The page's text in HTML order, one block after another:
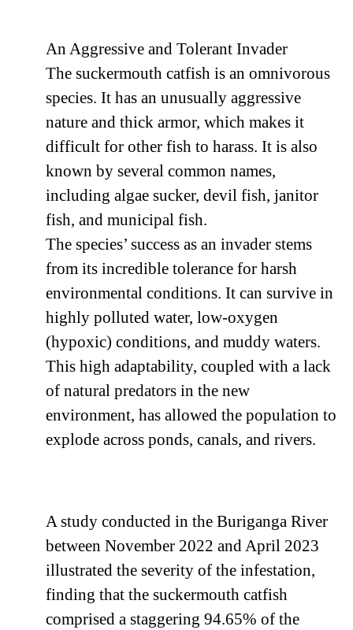
An Aggressive and Tolerant Invader
The suckermouth catfish is an omnivorous
species. It has an unusually aggressive
nature and thick armor, which makes it
difficult for other fish to harass. It is also
known by several common names,
including algae sucker, devil fish, janitor
fish, and municipal fish.
The species’ success as an invader stems
from its incredible tolerance for harsh
environmental conditions. It can survive in
highly polluted water, low-oxygen
(hypoxic) conditions, and muddy waters.
This high adaptability, coupled with a lack
of natural predators in the new
environment, has allowed the population to
explode across ponds, canals, and rivers.
A study conducted in the Buriganga River
between November 2022 and April 2023
illustrated the severity of the infestation,
finding that the suckermouth catfish
comprised a staggering 94.65% of the